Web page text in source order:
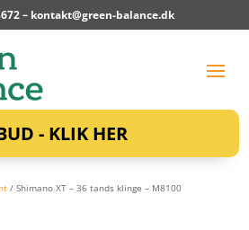
– kontakt@green-balance.dk
- KLIK HER
/ Shimano XT – 36 tands klinge – M8100